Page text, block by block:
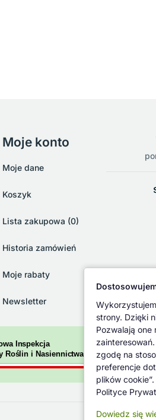
Moje konto
Moje dane
Koszyk
Lista zakupowa (0)
Historia zamówień
Moje rabaty
Newsletter
strony. Dzięki
Pozwalają
zgodę na
preferencje
plików
Polityce
Dowiedz się